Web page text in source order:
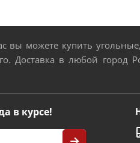
можете купить угольные,
Доставка в любой город
в курсе!